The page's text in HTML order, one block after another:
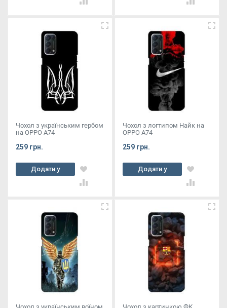
Чохол з українським гербом
на OPPO A74
259 грн.
Додати у
кошик
Чохол з логтипом Найк на
OPPO A74
259 грн.
Додати у
кошик